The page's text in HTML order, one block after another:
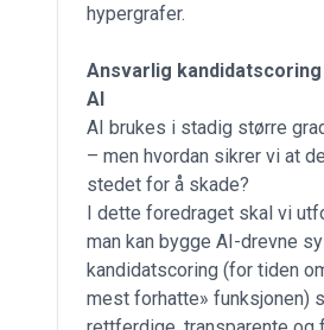
hypergrafer.
Ansvarlig
AI
AI brukes i stadig større
– men hvordan sikrer vi at
stedet for å skade?
I dette foredraget skal vi
man kan bygge AI-drevne
kandidatscoring (for tiden
mest forhatte» funksjonen)